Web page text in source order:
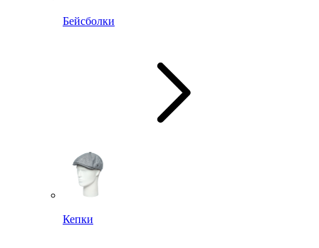
Бейсболки
Кепки